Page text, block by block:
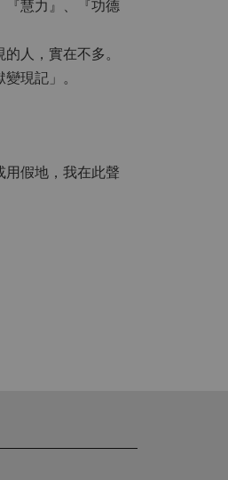
『慧力』、『功德
人，實在不多。
現記」。
用假地，我在此聲